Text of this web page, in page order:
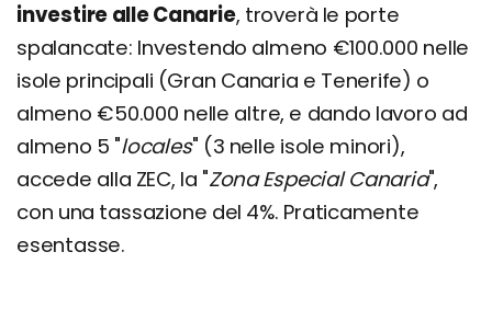
investire alle Canarie, troverà le porte
spalancate: Investendo almeno €100.000 nelle
isole principali (Gran Canaria e Tenerife) o
almeno €50.000 nelle altre, e dando lavoro ad
almeno 5 "locales" (3 nelle isole minori),
accede alla ZEC, la "Zona Especial Canaria",
con una tassazione del 4%. Praticamente
esentasse.